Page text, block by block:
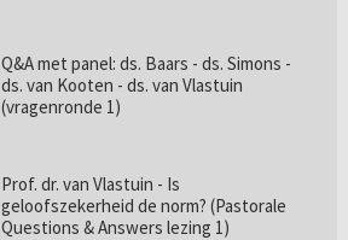
Q&A met panel: ds. Baars - ds. Simons -
ds. van Kooten - ds. van Vlastuin
(vragenronde 1)
Prof. dr. van Vlastuin - Is
geloofszekerheid de norm? (Pastorale
Questions & Answers lezing 1)